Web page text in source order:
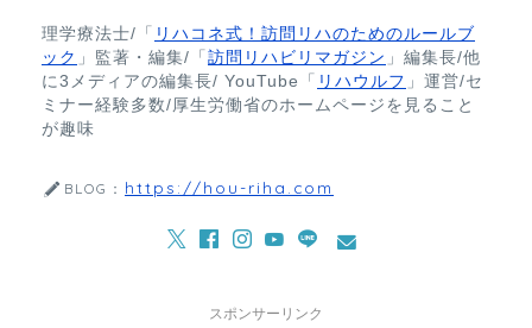
理学療法士/「 リハコネ式！訪問リハのためのルールブ
ック 」監著・編集/「 訪問リハビリマガジン 」編集長/他
に3メディアの編集長/ YouTube「 リハウルフ 」運営/セ
ミナー経験多数/厚生労働省のホームページを見ること
が趣味
BLOG： https://hou-riha.com
スポンサーリンク